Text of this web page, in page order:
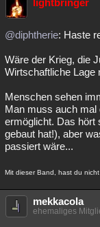
lightbringer
@diphtherie: Haste
Wäre der Krieg, die
Wirtschaftliche Lage
Menschen sehen
Man muss auch mal
ermöglicht. Das hört
gebaut hat!), aber
passiert wäre...
Mit dieser Band, hast du
mekkacola
ehemaliges